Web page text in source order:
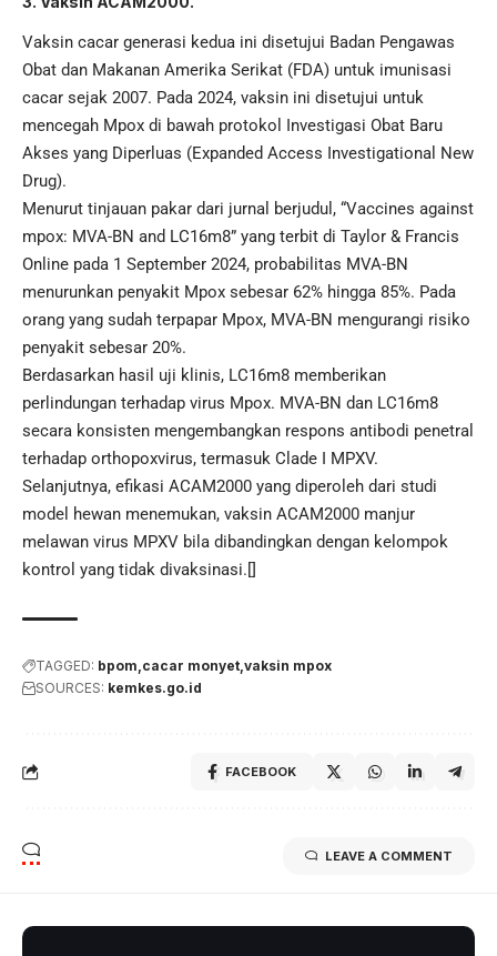
Vaksin cacar generasi kedua ini disetujui Badan Pengawas
Obat dan Makanan Amerika Serikat (FDA) untuk imunisasi
cacar sejak 2007. Pada 2024, vaksin ini disetujui untuk
mencegah Mpox di bawah protokol Investigasi Obat Baru
Akses yang Diperluas (Expanded Access Investigational New
Drug).
Menurut tinjauan pakar dari jurnal berjudul, “Vaccines against
mpox: MVA-BN and LC16m8” yang terbit di Taylor & Francis
Online pada 1 September 2024, probabilitas MVA-BN
menurunkan penyakit Mpox sebesar 62% hingga 85%. Pada
orang yang sudah terpapar Mpox, MVA-BN mengurangi risiko
penyakit sebesar 20%.
Berdasarkan hasil uji klinis, LC16m8 memberikan
perlindungan terhadap virus Mpox. MVA-BN dan LC16m8
secara konsisten mengembangkan respons antibodi penetral
terhadap orthopoxvirus, termasuk Clade I MPXV.
Selanjutnya, efikasi ACAM2000 yang diperoleh dari studi
model hewan menemukan, vaksin ACAM2000 manjur
melawan virus MPXV bila dibandingkan dengan kelompok
kontrol yang tidak divaksinasi.[]
TAGGED: bpom cacar monyet vaksin mpox
SOURCES: kemkes.go.id
FACEBOOK
LEAVE A COMMENT